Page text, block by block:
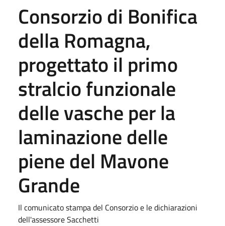
Consorzio di Bonifica
della Romagna,
progettato il primo
stralcio funzionale
delle vasche per la
laminazione delle
piene del Mavone
Grande
Il comunicato stampa del Consorzio e le dichiarazioni
dell'assessore Sacchetti